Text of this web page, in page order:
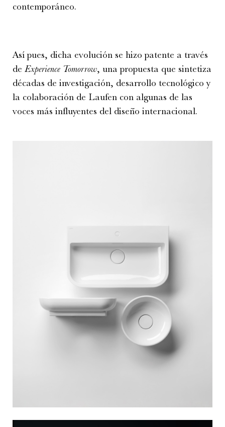
contemporáneo.
Así pues, dicha evolución se hizo patente a través
de Experience Tomorrow, una propuesta que sintetiza
décadas de investigación, desarrollo tecnológico y
la colaboración de Laufen con algunas de las
voces más influyentes del diseño internacional.